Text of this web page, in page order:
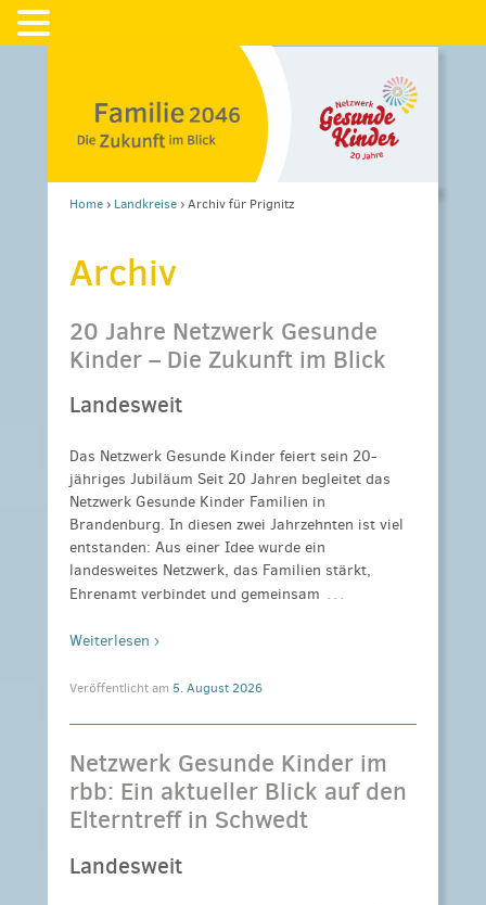
Home› Landkreise›Archiv für Prignitz
Archiv
20 Jahre Netzwerk Gesunde
Kinder – Die Zukunft im Blick
Landesweit
Das Netzwerk Gesunde Kinder feiert sein 20-
jähriges Jubiläum Seit 20 Jahren begleitet das
Netzwerk Gesunde Kinder Familien in
Brandenburg. In diesen zwei Jahrzehnten ist viel
entstanden: Aus einer Idee wurde ein
landesweites Netzwerk, das Familien stärkt,
Ehrenamt verbindet und gemeinsam …
Weiterlesen ›
Veröffentlicht am 5. August 2026
Netzwerk Gesunde Kinder im
rbb: Ein aktueller Blick auf den
Elterntreff in Schwedt
Landesweit